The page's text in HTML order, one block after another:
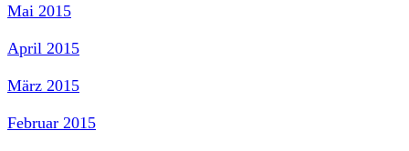
Mai 2015
April 2015
März 2015
Februar 2015